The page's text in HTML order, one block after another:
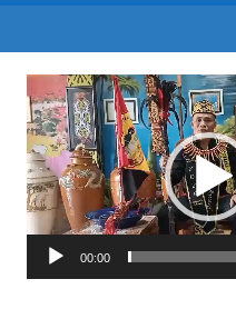
Pemutar
Video
00:00